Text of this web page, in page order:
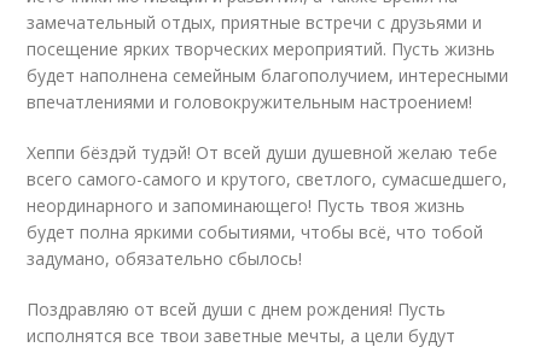
замечательный отдых, приятные встречи с друзьями и
посещение ярких творческих мероприятий. Пусть жизнь
будет наполнена семейным благополучием, интересными
впечатлениями и головокружительным настроением!
Хеппи бёздэй тудэй! От всей души душевной желаю тебе
всего самого-самого и крутого, светлого, сумасшедшего,
неординарного и запоминающего! Пусть твоя жизнь
будет полна яркими событиями, чтобы всё, что тобой
задумано, обязательно сбылось!
Поздравляю от всей души с днем рождения! Пусть
исполнятся все твои заветные мечты, а цели будут